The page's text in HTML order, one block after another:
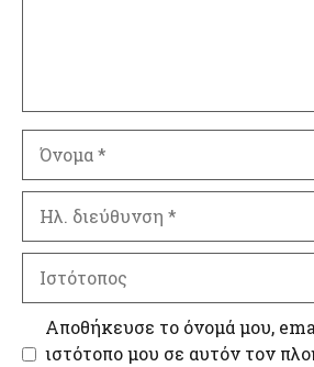
διεύθυνση
Αποθήκευσε το όνομά μου,
ιστότοπο μου σε αυτόν τον